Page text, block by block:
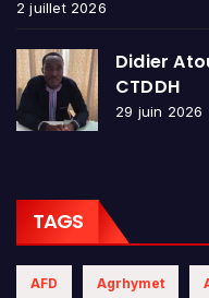
2 juillet 2026
Didier
CTDDH
29 juin 2026
TAGS
AFD Agrhymet